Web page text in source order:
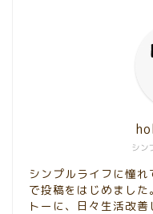
シン
シンプルライフに憧
で投稿をはじめまし
トーに、日々生活改善